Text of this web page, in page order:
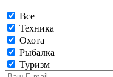
Все
Техника
Охота
Рыбалка
Туризм